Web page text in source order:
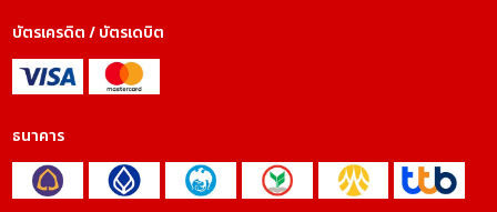
บัตรเครดิต / บัตรเดบิต
ธนาคาร